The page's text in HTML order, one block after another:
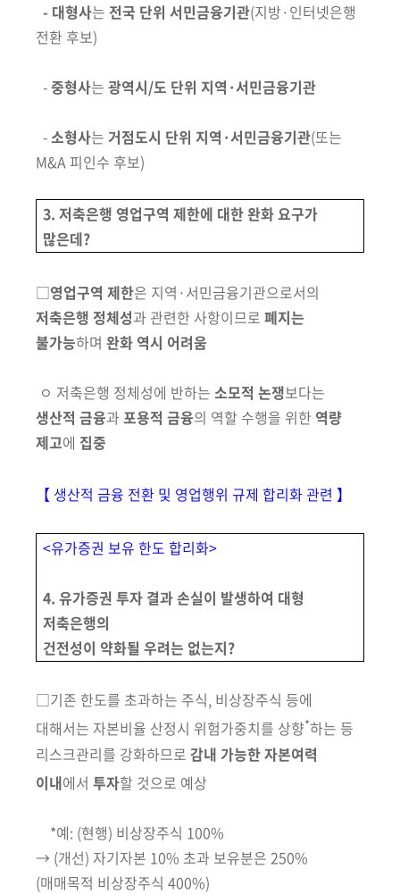
- 대형사는 전국 단위 서민금융기관(지방·인터넷은행
전환 후보)
-중형사는 광역시/도 단위 지역·서민금융기관
-소형사는 거점도시 단위 지역·서민금융기관(또는
M&A 피인수 후보)
3. 저축은행 영업구역 제한에 대한 완화 요구가
많은데?
□영업구역 제한은 지역·서민금융기관으로서의
저축은행 정체성과 관련한 사항이므로 폐지는
불가능하며 완화 역시 어려움
ㅇ 저축은행 정체성에 반하는 소모적 논쟁보다는
생산적 금융과 포용적 금융의 역할 수행을 위한 역량
제고에 집중
【 생산적 금융 전환 및 영업행위 규제 합리화 관련 】
<유가증권 보유 한도 합리화>
4. 유가증권 투자 결과 손실이 발생하여 대형
저축은행의
건전성이 약화될 우려는 없는지?
□기존 한도를 초과하는 주식, 비상장주식 등에
대해서는 자본비율 산정시 위험가중치를 상향*하는 등
리스크관리를 강화하므로 감내 가능한 자본여력
이내에서 투자할 것으로 예상
*예: (현행) 비상장주식 100%
→ (개선) 자기자본 10% 초과 보유분은 250%
(매매목적 비상장주식 400%)